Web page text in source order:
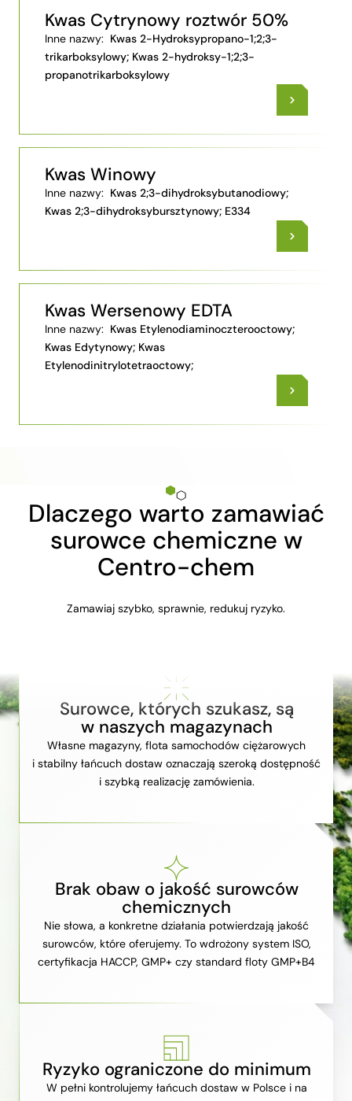
Kwas Cytrynowy roztwór 50%
Inne nazwy: Kwas 2-Hydroksypropano-1;2;3-
trikarboksylowy; Kwas 2-hydroksy-1;2;3-
propanotrikarboksylowy
Kwas Winowy
Inne nazwy: Kwas 2;3-dihydroksybutanodiowy;
Kwas 2;3-dihydroksybursztynowy; E334
Kwas Wersenowy EDTA
Inne nazwy: Kwas Etylenodiaminoczterooctowy;
Kwas Edytynowy; Kwas
Etylenodinitrylotetraoctowy;
Dlaczego warto zamawiać
surowce chemiczne w
Centro-chem
Zamawiaj szybko, sprawnie, redukuj ryzyko.
Surowce, których szukasz, są
w naszych magazynach
Własne magazyny, flota samochodów ciężarowych
i stabilny łańcuch dostaw oznaczają szeroką dostępność
i szybką realizację zamówienia.
Brak obaw o jakość surowców
chemicznych
Nie słowa, a konkretne działania potwierdzają jakość
surowców, które oferujemy. To wdrożony system ISO,
certyfikacja HACCP, GMP+ czy standard floty GMP+B4
Ryzyko ograniczone do minimum
W pełni kontrolujemy łańcuch dostaw w Polsce i na